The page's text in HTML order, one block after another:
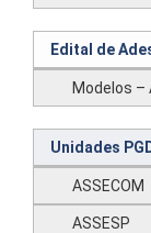
Edital de
Modelos –
Unidades
ASSECOM
ASSESP